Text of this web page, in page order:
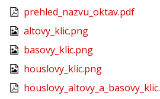
prehled_nazvu_oktav.pdf
altovy_klic.png
basovy_klic.png
houslovy_klic.png